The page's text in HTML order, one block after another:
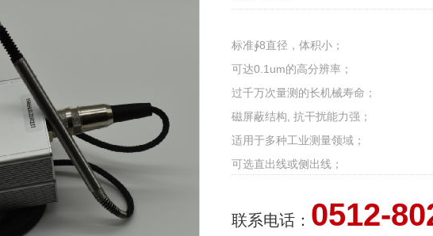
标准∳8直径，体积小；
可达0.1um的高分辨率；
过千万次量测的长机械寿命；
磁屏蔽结构, 抗干扰能力强；
适用于多种工业测量领域；
可选直出线或侧出线；
支持MODBUS协议485/232接口；
联系电话： 0512-